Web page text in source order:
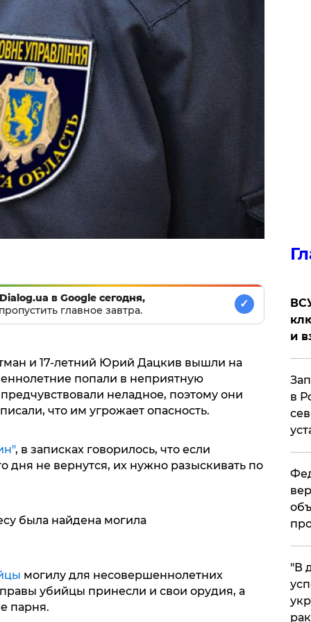
в Google сегодня,
главное завтра.
✓
и 17-летний Юрий Дацкив вышли на
попали в неприятную
неладное, поэтому они
что им угрожает опасность.
, в записках говорилось, что если
дня не вернутся, их нужно разыскивать по
была найдена могила
могилу для несовершеннолетних
убийцы принесли и свои орудия, а
парня.
и
в
​"В